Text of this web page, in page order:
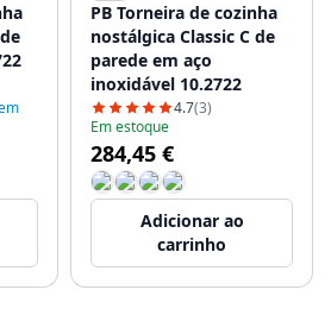
PB Torneira de cozinha
nostálgica Classic C de
parede em aço
inoxidável 10.2722
4.7(3)
Em estoque
284,45 €
Adicionar ao
carrinho